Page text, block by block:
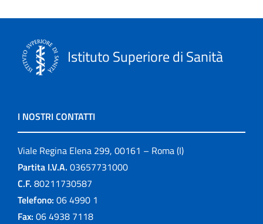
Istituto Superiore di Sanità
I NOSTRI CONTATTI
Viale Regina Elena 299, 00161 – Roma (I)
Partita I.V.A. 03657731000
C.F. 80211730587
Telefono: 06 4990 1
Fax: 06 4938 7118